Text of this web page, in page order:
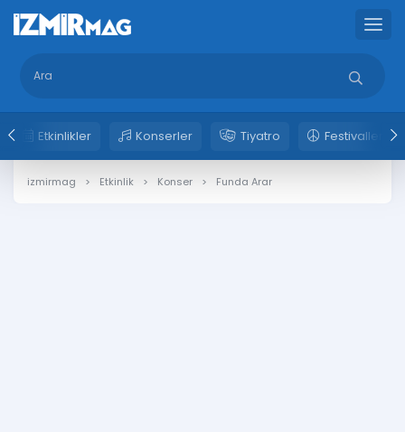
Etkinlikler Konserler Tiyatro Festivaller
izmirmag Etkinlik Konser Funda Arar